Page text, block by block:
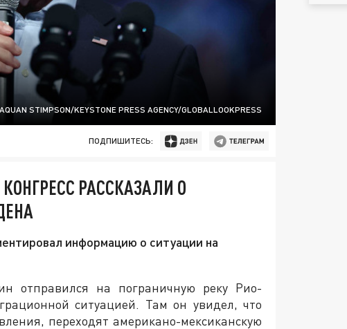
STIMPSON/KEYSTONE PRESS AGENCY/GLOBALLOOKPRESS
ПОДПИШИТЕСЬ:
РАССКАЗАЛИ О
информацию о ситуации на
отправился на пограничную реку Рио-
ситуацией. Там он увидел, что
переходят американо-мексиканскую